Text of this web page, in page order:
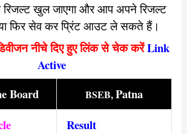
खुल जाएगा और आप अपने रिजल्ट
फिर सेव कर प्रिंट आउट ले सकते हैं।
नीचे दिए हुए लिंक से चेक करेंLink
Active
e Board BSEB,Patna
Result